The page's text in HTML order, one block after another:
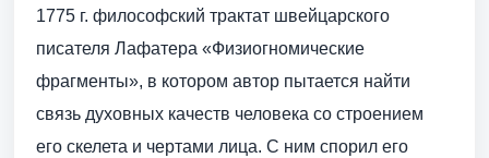
1775 г. философский трактат швейцарского
писателя Лафатера «Физиогномические
фрагменты», в котором автор пытается найти
связь духовных качеств человека со строением
его скелета и чертами лица. С ним спорил его